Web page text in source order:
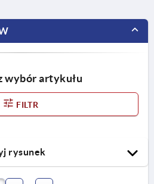
wybór artykułu
FILTR
rysunek